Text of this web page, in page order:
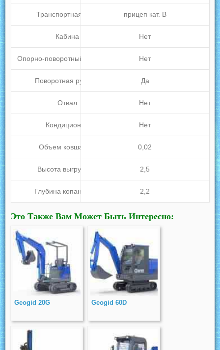
Транспортная база
Кабина
Опорно-поворотный механизм
Поворотная рукоять
Отвал
Кондиционер
Объем ковша, м3
Высота выгрузки,м
Глубина копания, м
прицеп кат. В
Нет
Нет
Да
Нет
Нет
0,02
2,5
2,2
Это Также Вам Может Быть Интересно:
Geogid 20G Geogid 60D